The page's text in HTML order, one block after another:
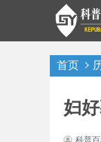
首页
妇
科普